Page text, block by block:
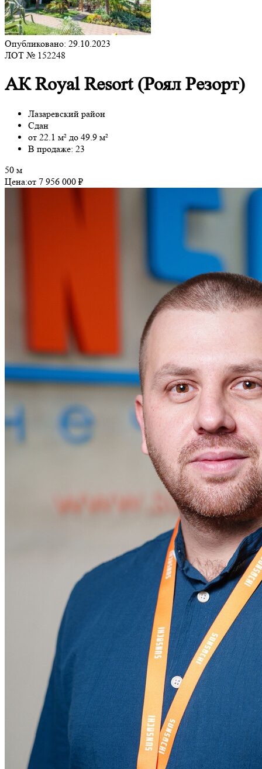
Опубликовано: 29.10.2023
ЛОТ № 152248
АК Royal Resort (Роял Резорт)
Лазаревский район
Сдан
от 22.1 м² до 49.9 м²
В продаже: 23
50 м
Цена:от 7 956 000 ₽